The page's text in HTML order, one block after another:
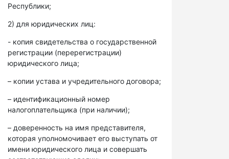
Республики;
2) для юридических лиц:
- копия свидетельства о государственной
регистрации (перерегистрации)
юридического лица;
– копии устава и учредительного договора;
– идентификационный номер
налогоплательщика (при наличии);
– доверенность на имя представителя,
которая уполномочивает его выступать от
имени юридического лица и совершать